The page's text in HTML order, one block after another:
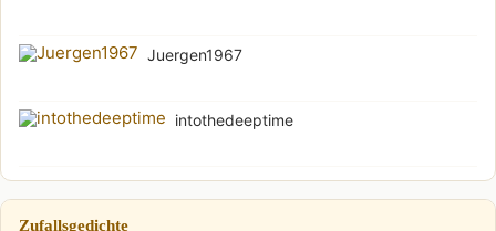
Juergen1967
intothedeeptime
Zufallsgedichte